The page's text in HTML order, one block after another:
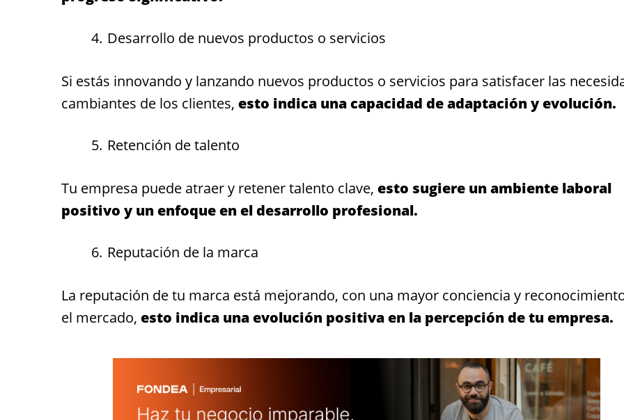
Desarrollo de nuevos productos o servicios
Si estás innovando y lanzando nuevos productos o servicios para satisfacer las
cambiantes de los clientes, esto indica una capacidad de adaptación y evolución.
Retención de talento
Tu empresa puede atraer y retener talento clave, esto sugiere un ambiente laboral
positivo y un enfoque en el desarrollo profesional.
Reputación de la marca
La reputación de tu marca está mejorando, con una mayor conciencia y
el mercado, esto indica una evolución positiva en la percepción de tu empresa.